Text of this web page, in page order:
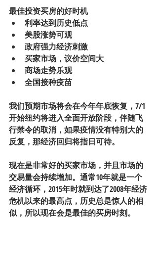
最佳投资买房的好时机
利率达到历史低点
美股涨势可观
政府强力经济刺激
买家市场，议价空间大
商场走势乐观
全国接种疫苗
我们预期市场将会在今年年底恢复，7/1
开始纽约将进入全面开放阶段，伴随飞
行禁令的取消，如果疫情没有特别大的
反复，那经济回归将指日可待。
现在是非常好的买家市场，并且市场的
交易量会持续增加。通常10年就是一个
经济循环，2015年时就到达了2008年经济
危机以来的最高点，历史总是惊人的相
似，所以现在会是最佳的买房时刻。